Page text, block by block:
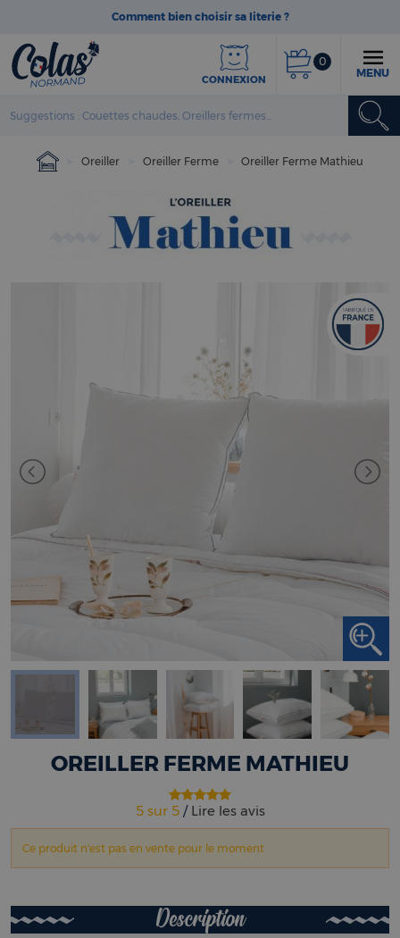
Comment bien choisir sa literie ?
CONNEXION
0
MENU
Oreiller Oreiller Ferme Oreiller Ferme Mathieu
OREILLER FERME MATHIEU
5sur 5/ Lire les avis
Ce produit n'est pas en vente pour le moment
Description